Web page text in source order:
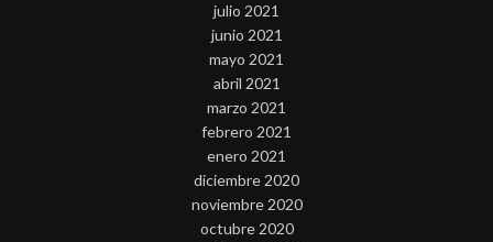
julio 2021
junio 2021
mayo 2021
abril 2021
marzo 2021
febrero 2021
enero 2021
diciembre 2020
noviembre 2020
octubre 2020